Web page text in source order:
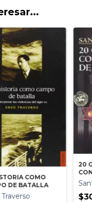
COMO
DE BATALLA
20